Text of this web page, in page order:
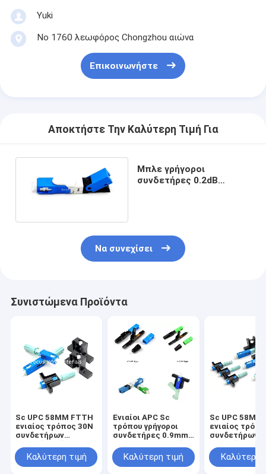
Yuki
Νο 1760 λεωφόρος Chongzhou αιώνα
Επικοινωνήστε
Αποκτήστε Την Καλύτερη Τιμή Για
Μπλε γρήγοροι
συνδετήρες 0.2dB
Να συνεχίσει
Συνιστώμενα Προϊόντα
Sc UPC 58MM FTTH
ενιαίος τρόπος 30N
συνδετήρων
γρήγορος
Καλύτερη τιμή
Ενιαίοι APC Sc
τρόπου γρήγοροι
συνδετήρες 0.9mm
ινώνΚαλύτερη τιμή
Sc UPC
ενιαίος
συνδετήρων
γρήγορος
Καλύτερη